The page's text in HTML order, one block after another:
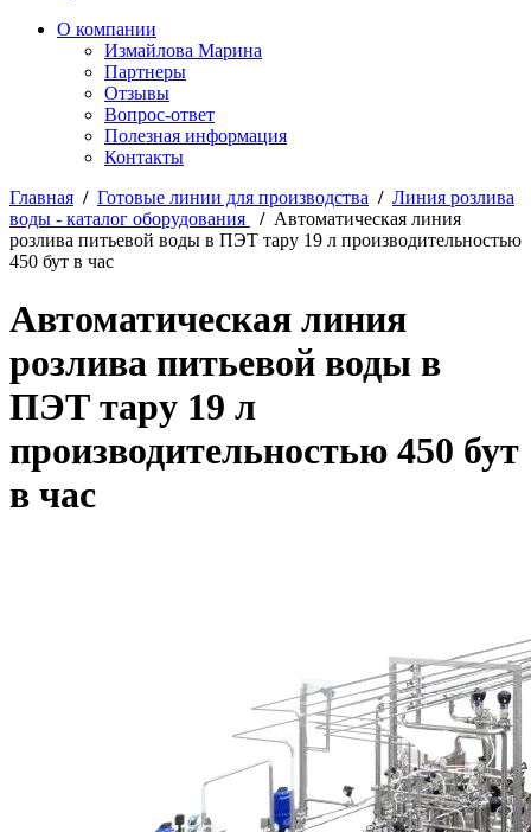
О компании
Измайлова Марина
Партнеры
Отзывы
Вопрос-ответ
Полезная информация
Контакты
Главная / Готовые линии для производства / Линия розлива
воды - каталог оборудования
/ Автоматическая линия
розлива питьевой воды в ПЭТ тару 19 л производительностью
450 бут в час
Автоматическая линия
розлива питьевой воды в
ПЭТ тару 19 л
производительностью 450 бут
в час